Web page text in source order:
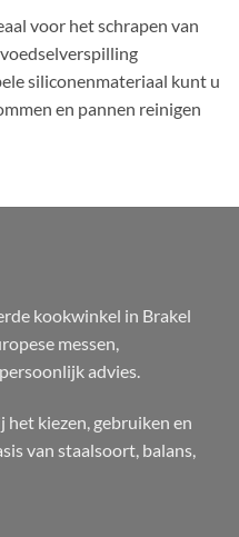
voor het schrapen van
siliconenmateriaal kunt u
en pannen reinigen
kookwinkel in Brakel
messen,
advies.
kiezen, gebruiken en
van staalsoort, balans,